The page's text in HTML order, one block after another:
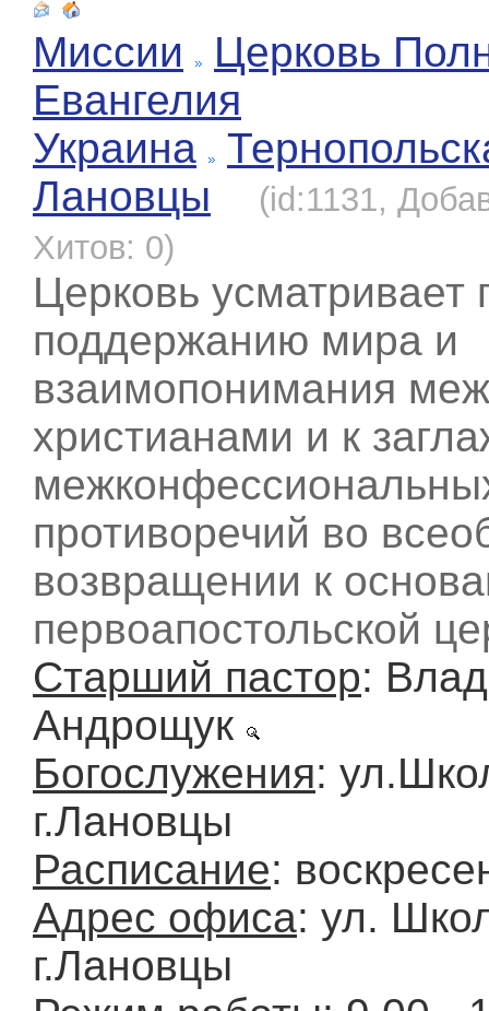
Миссии
Церковь
Евангелия
Украина
Лановцы
(id:1131,
Хитов: 0)
Церковь усматривает
поддержанию мира и
взаимопонимания
христианами и к
противоречий во
возвращении к
первоапостольской
Старший пастор:
Андрощук
Богослужения:
г.Лановцы
Расписание:
Адрес офиса: ул.
г.Лановцы